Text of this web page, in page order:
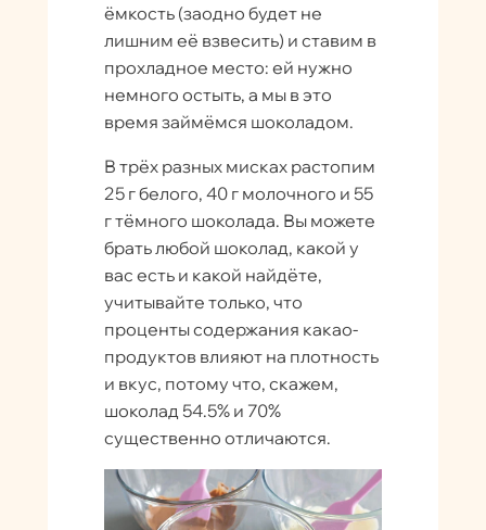
ёмкость (заодно будет не
лишним её взвесить) и ставим в
прохладное место: ей нужно
немного остыть, а мы в это
время займёмся шоколадом.
В трёх разных мисках растопим
25 г белого, 40 г молочного и 55
г тёмного шоколада. Вы можете
брать любой шоколад, какой у
вас есть и какой найдёте,
учитывайте только, что
проценты содержания какао-
продуктов влияют на плотность
и вкус, потому что, скажем,
шоколад 54.5% и 70%
существенно отличаются.